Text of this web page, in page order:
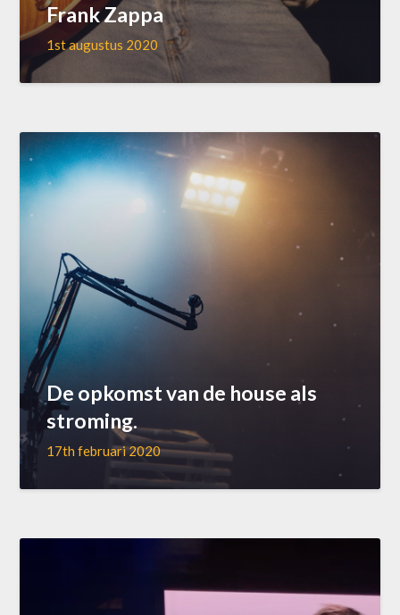
Frank Zappa
1st augustus 2020
De opkomst van de house als
stroming.
17th februari 2020